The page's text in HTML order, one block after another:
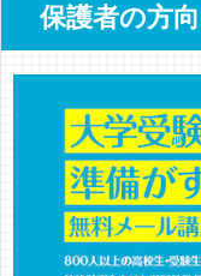
保護者の方